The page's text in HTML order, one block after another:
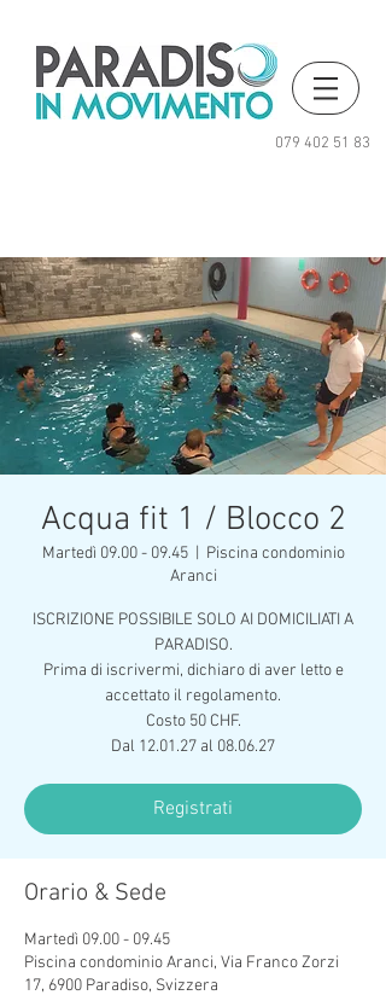
079 402 51 83
Acqua fit 1 / Blocco 2
Martedì 09.00 - 09.45
  |
Piscina condominio
Aranci
ISCRIZIONE POSSIBILE SOLO AI DOMICILIATI A
PARADISO.
Prima di iscrivermi, dichiaro di aver letto e
accettato il regolamento.
Costo 50 CHF.
Dal 12.01.27 al 08.06.27
Registrati
Orario & Sede
Martedì 09.00 - 09.45
Piscina condominio Aranci, Via Franco Zorzi
17, 6900 Paradiso, Svizzera